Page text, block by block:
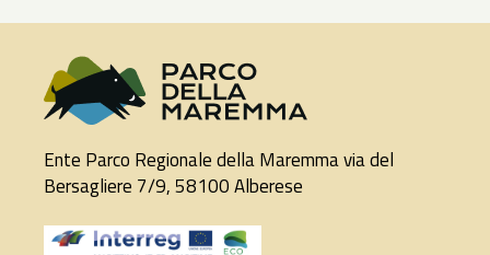
Ente Parco Regionale della Maremma via del
Bersagliere 7/9, 58100 Alberese